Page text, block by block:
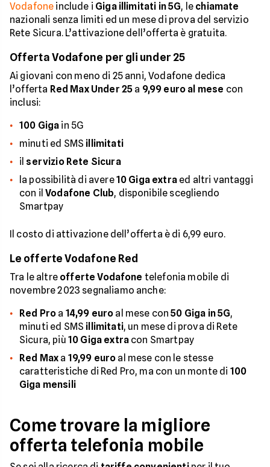
Vodafone include i Giga illimitati in 5G, le chiamate
nazionali senza limiti ed un mese di prova del servizio
Rete Sicura. L’attivazione dell’offerta è gratuita.
Offerta Vodafone per gli under 25
Ai giovani con meno di 25 anni, Vodafone dedica
l’offerta Red Max Under 25 a 9,99 euro al mese con
inclusi:
100 Giga in 5G
minuti ed SMS illimitati
il servizio Rete Sicura
la possibilità di avere10 Giga extraed altri vantaggi
con ilVodafone Club, disponibile scegliendo
Smartpay
Il costo di attivazione dell’offerta è di 6,99 euro.
Le offerte Vodafone Red
Tra le altre offerte Vodafone telefonia mobile di
novembre 2023 segnaliamo anche:
Red Pro a 14,99 euro al mese con50 Giga in 5G,
minuti ed SMS illimitati, un mese di prova di Rete
Sicura, più 10 Giga extra con Smartpay
Red Max a 19,99 euro al mese con le stesse
caratteristiche di Red Pro, ma con un monte di 100
Giga mensili
Come trovare la migliore
offerta telefonia mobile